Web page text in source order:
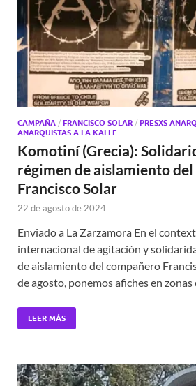
CAMPAÑA / FRANCISCO SOLAR / PRESXS
ANARQUISTAS A LA KALLE
Komotiní (Grecia):
régimen de aislamiento
Francisco Solar
22 de agosto de 2024
Enviado a La Zarzamora En el
internacional de agitación y
de aislamiento del compañero
de agosto, ponemos afiches en
LEER MÁS